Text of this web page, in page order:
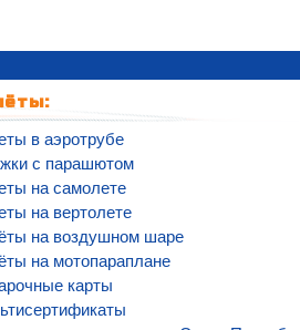
в аэротрубе
с парашютом
на самолете
на вертолете
на воздушном шаре
на мотопараплане
карты